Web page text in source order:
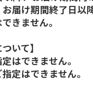
届け期間終了日以
きません。
いて】
はできません。
定はできません。